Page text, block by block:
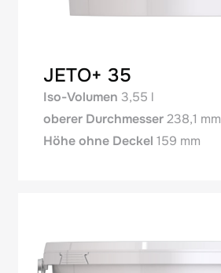
JETO+ 35
Iso-Volumen 3,55 l
oberer Durchmesser238,1 mm
Höhe ohne Deckel 159 mm